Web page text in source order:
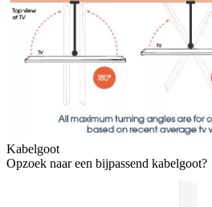
Kabelgoot
Opzoek naar een bijpassend kabelgoot?